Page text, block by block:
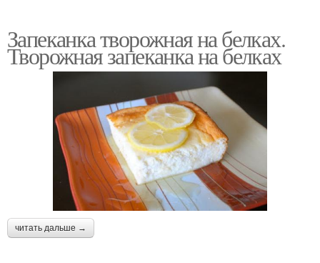
Запеканка творожная на белках.
Творожная запеканка на белках
читать дальше →